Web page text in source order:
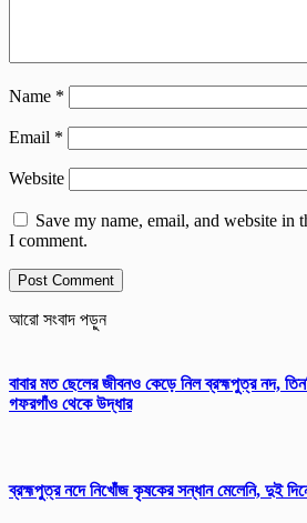
Name *
Email *
Website
Save my name, email, and website in
I comment.
আরো সংবাদ পড়ুন
বাবার মত ছেলের জীবনও কেড়ে নিল ব্রহ্মপুত্র নদ,
গফরগাঁও থেকে উদ্ধার
ব্রহ্মপুত্র নদে নিখোঁজ কৃষকের সন্ধান মেলেনি, দুই